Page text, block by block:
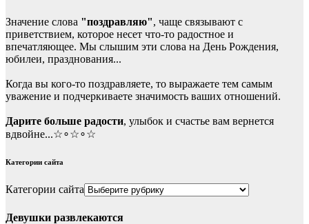
Значение слова "поздравляю", чаще связывают с
приветствием, которое несет что-то радостное и
впечатляющее. Мы слышим эти слова на День Рождения,
юбилеи, празднования...
Когда вы кого-то поздравляете, то выражаете тем самым
уважение и подчеркиваете значимость ваших отношений.
Дарите больше радости, улыбок и счастье вам вернется
вдвойне...☆∘☆∘☆
Категории сайта
Категории сайта
Девушки развлекаются